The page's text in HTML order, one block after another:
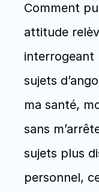
Comment
attitude
interrogeant
sujets
ma santé,
sans
sujets plus
personnel,